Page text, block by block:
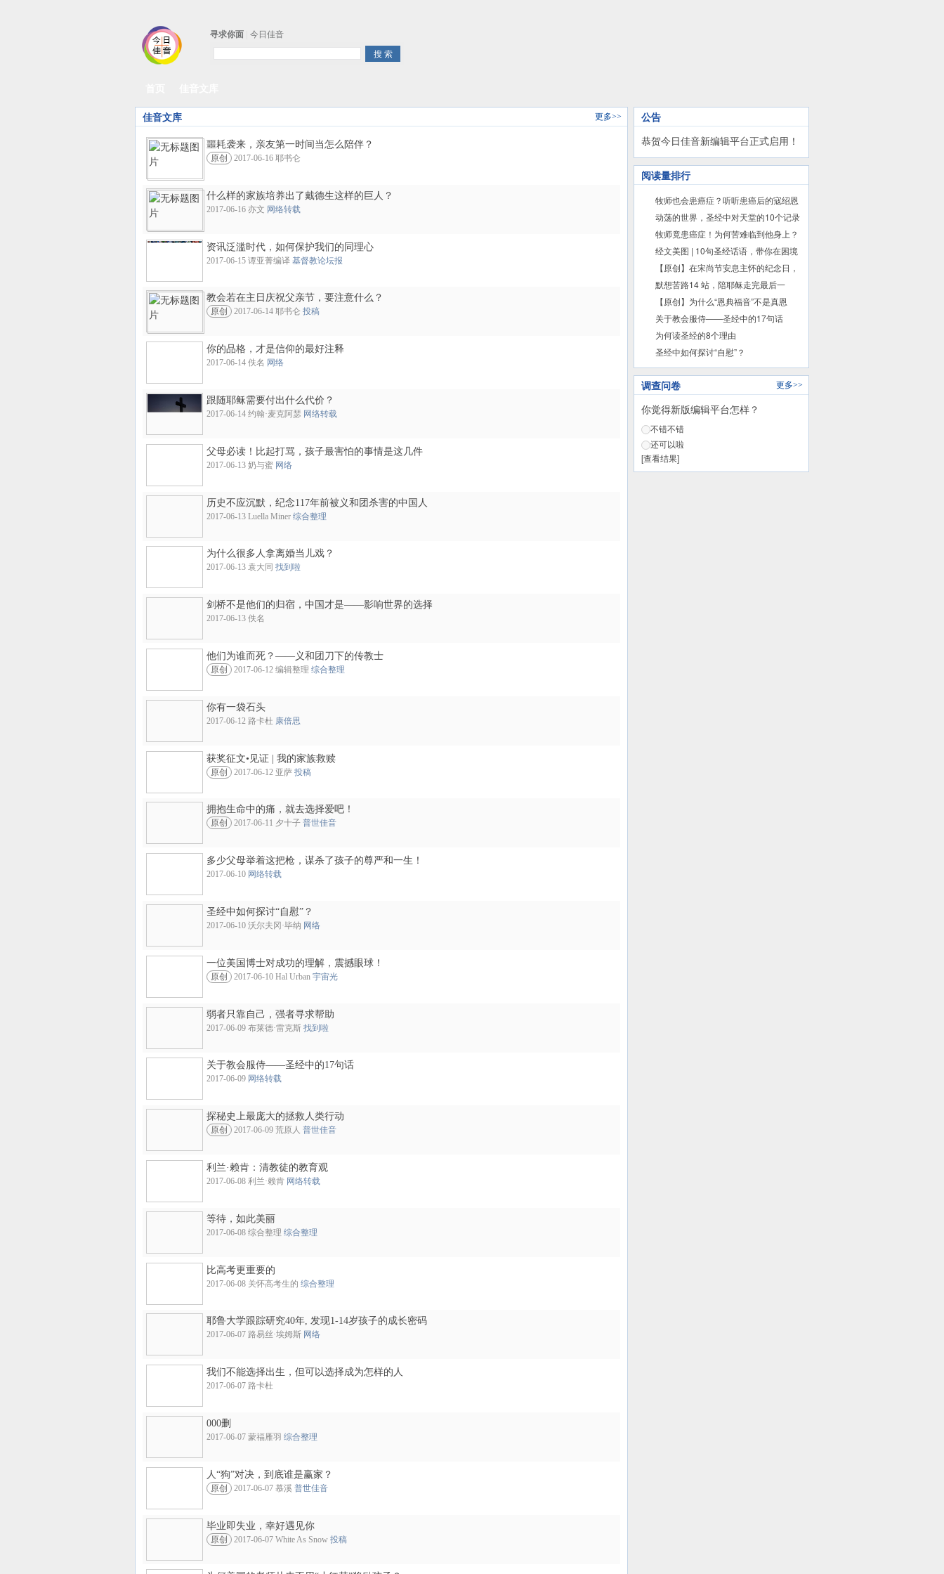
寻求你面 今日佳音
佳音文库 更多>>
噩耗袭来，亲友第一时间当怎么陪伴？
原创 2017-06-16 耶书仑
什么样的家族培养出了戴德生这样的巨人？
2017-06-16 亦文 网络转载
资讯泛滥时代，如何保护我们的同理心
2017-06-15 谭亚菁编译 基督教论坛报
教会若在主日庆祝父亲节，要注意什么？
原创 2017-06-14 耶书仑 投稿
你的品格，才是信仰的最好注释
2017-06-14 佚名 网络
跟随耶稣需要付出什么代价？
2017-06-14 约翰·麦克阿瑟 网络转载
父母必读！比起打骂，孩子最害怕的事情是这几件
2017-06-13 奶与蜜 网络
历史不应沉默，纪念117年前被义和团杀害的中国人
2017-06-13 Luella Miner 综合整理
为什么很多人拿离婚当儿戏？
2017-06-13 袁大同 找到啦
剑桥不是他们的归宿，中国才是——影响世界的选择
2017-06-13 佚名
他们为谁而死？——义和团刀下的传教士
原创 2017-06-12 编辑整理 综合整理
你有一袋石头
2017-06-12 路卡杜 康倍思
获奖征文•见证 | 我的家族救赎
原创 2017-06-12 亚萨 投稿
拥抱生命中的痛，就去选择爱吧！
原创 2017-06-11 夕十子 普世佳音
多少父母举着这把枪，谋杀了孩子的尊严和一生！
2017-06-10 网络转载
圣经中如何探讨“自慰”？
2017-06-10 沃尔夫冈·毕纳 网络
一位美国博士对成功的理解，震撼眼球！
原创 2017-06-10 Hal Urban 宇宙光
弱者只靠自己，强者寻求帮助
2017-06-09 布莱德·雷克斯 找到啦
关于教会服侍——圣经中的17句话
2017-06-09 网络转载
探秘史上最庞大的拯救人类行动
原创 2017-06-09 荒原人 普世佳音
利兰·赖肯：清教徒的教育观
2017-06-08 利兰·赖肯 网络转载
等待，如此美丽
2017-06-08 综合整理 综合整理
比高考更重要的
2017-06-08 关怀高考生的 综合整理
耶鲁大学跟踪研究40年, 发现1-14岁孩子的成长密码
2017-06-07 路易丝·埃姆斯 网络
我们不能选择出生，但可以选择成为怎样的人
2017-06-07 路卡杜
000删
2017-06-07 蒙福雁羽 综合整理
人“狗”对决，到底谁是赢家？
原创 2017-06-07 慕溪 普世佳音
毕业即失业，幸好遇见你
原创 2017-06-07 White As Snow 投稿
公告
恭贺今日佳音新编辑平台正式启用！
阅读量排行
牧师也会患癌症？听听患癌后的寇绍恩
怎么说……
动荡的世界，圣经中对天堂的10个记录
给我们安慰
牧师竟患癌症！为何苦难临到他身上？
经文美图 | 10句圣经话语，带你在困境
中看见盼望
【原创】在宋尚节安息主怀的纪念日，
来听他讲天堂和地狱......
默想苦路14 站，陪耶稣走完最后一
程！
【原创】为什么“恩典福音”不是真恩
典，也不是真福音？
关于教会服侍——圣经中的17句话
为何读圣经的8个理由
圣经中如何探讨“自慰”？
调查问卷 更多>>
你觉得新版编辑平台怎样？
不错不错
还可以啦
[查看结果]